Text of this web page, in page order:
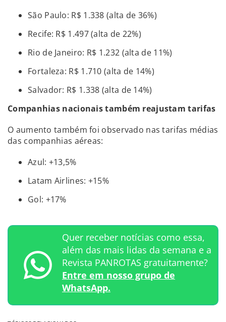
São Paulo: R$ 1.338 (alta de 36%)
Recife: R$ 1.497 (alta de 22%)
Rio de Janeiro: R$ 1.232 (alta de 11%)
Fortaleza: R$ 1.710 (alta de 14%)
Salvador: R$ 1.338 (alta de 14%)
Companhias nacionais também reajustam tarifas
O aumento também foi observado nas tarifas médias
das companhias aéreas:
Azul: +13,5%
Latam Airlines: +15%
Gol: +17%
Quer receber notícias como essa,
além das mais lidas da semana e a
Revista PANROTAS gratuitamente?
Entre em nosso grupo de
WhatsApp.